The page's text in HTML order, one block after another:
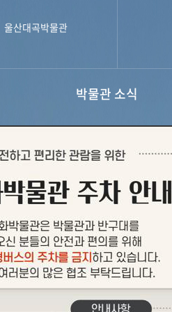
울산대곡박물관
박물관 소식